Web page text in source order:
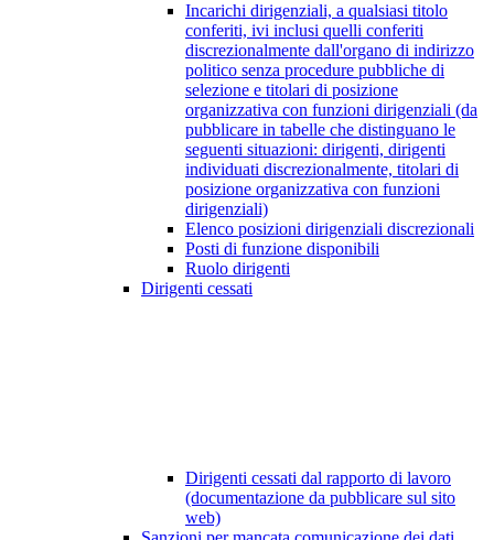
Incarichi dirigenziali, a qualsiasi titolo
conferiti, ivi inclusi quelli conferiti
discrezionalmente dall'organo di indirizzo
politico senza procedure pubbliche di
selezione e titolari di posizione
organizzativa con funzioni dirigenziali (da
pubblicare in tabelle che distinguano le
seguenti situazioni: dirigenti, dirigenti
individuati discrezionalmente, titolari di
posizione organizzativa con funzioni
dirigenziali)
Elenco posizioni dirigenziali discrezionali
Posti di funzione disponibili
Ruolo dirigenti
Dirigenti cessati
Dirigenti cessati dal rapporto di lavoro
(documentazione da pubblicare sul sito
web)